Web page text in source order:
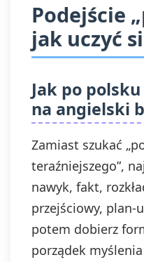
Podejście
jak uczyć
Jak po polsku
na angielski
Zamiast szukać
teraźniejszego”,
nawyk, fakt,
przejściowy, plan-
potem dobierz
porządek